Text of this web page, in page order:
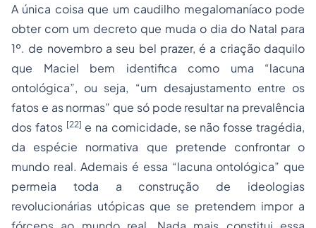
A única coisa que um caudilho megalomaníaco pode
obter com um decreto que muda o dia do Natal para
1º. de novembro a seu bel prazer, é a criação daquilo
que Maciel bem identifica como uma “lacuna
ontológica”, ou seja, “um desajustamento entre os
fatos e as normas” que só pode resultar na prevalência
dos fatos [22] e na comicidade, se não fosse tragédia,
da espécie normativa que pretende confrontar o
mundo real. Ademais é essa “lacuna ontológica” que
permeia toda a construção de ideologias
revolucionárias utópicas que se pretendem impor a